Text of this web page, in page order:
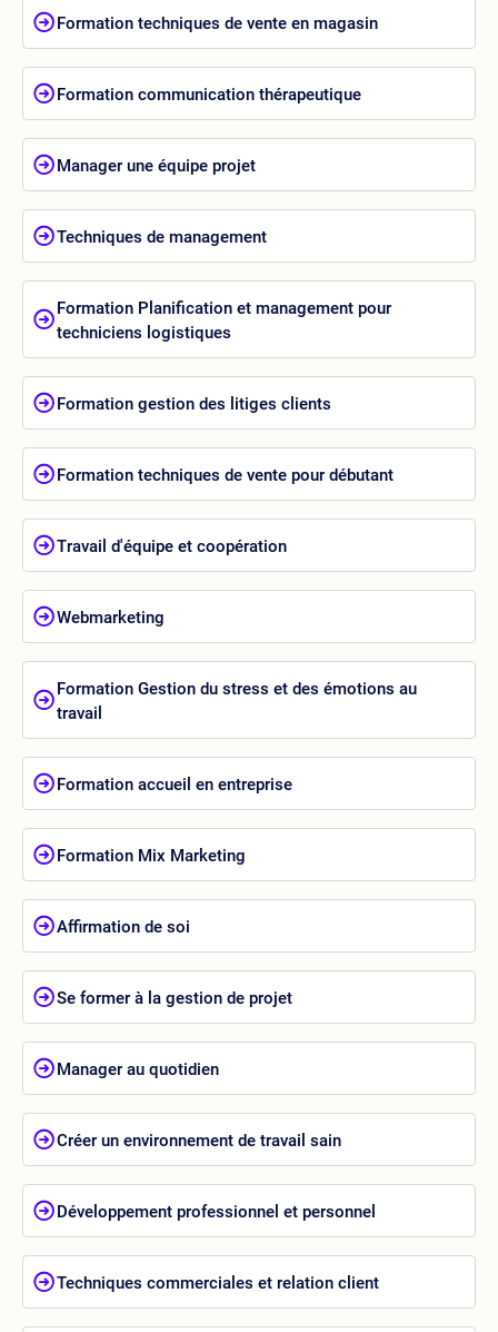
Formation techniques de vente en magasin
Formation communication thérapeutique
Manager une équipe projet
Techniques de management
Formation Planification et management pour
techniciens logistiques
Formation gestion des litiges clients
Formation techniques de vente pour débutant
Travail d'équipe et coopération
Webmarketing
Formation Gestion du stress et des émotions au
travail
Formation accueil en entreprise
Formation Mix Marketing
Affirmation de soi
Se former à la gestion de projet
Manager au quotidien
Créer un environnement de travail sain
Développement professionnel et personnel
Techniques commerciales et relation client